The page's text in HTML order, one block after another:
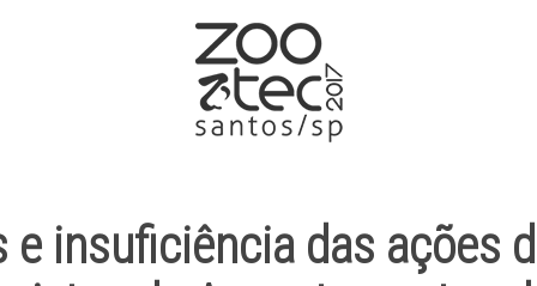
insuficiência das ações